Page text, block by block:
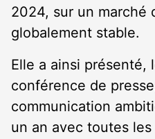
2024, sur un marché
globalement stable.
Elle a ainsi présenté,
conférence de
communication
un an avec toutes les